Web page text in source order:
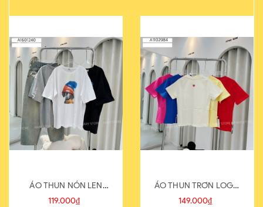
ÁO THUN NÓN LEN
821-1
119.000₫
ÁO THUN TRƠN LOGO
SAU
149.000₫